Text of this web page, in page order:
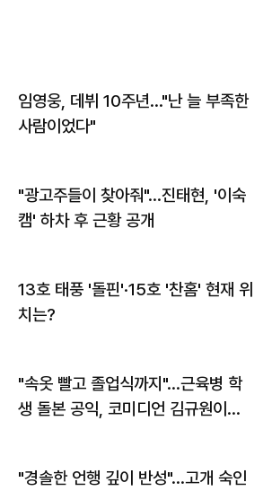
임영웅, 데뷔 10주년…"난 늘 부족한
사람이었다"
"광고주들이 찾아줘"…진태현, '이숙
캠' 하차 후 근황 공개
13호 태풍 '돌핀'·15호 '찬홈' 현재 위
치는?
"속옷 빨고 졸업식까지"…근육병 학
생 돌본 공익, 코미디언 김규원이었
"경솔한 언행 깊이 반성"…고개 숙인